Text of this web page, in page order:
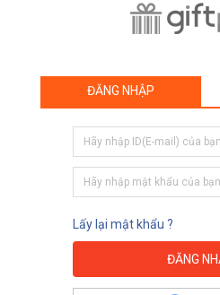
ĐĂNG NHẬP
Lấy lại mật khẩu ?